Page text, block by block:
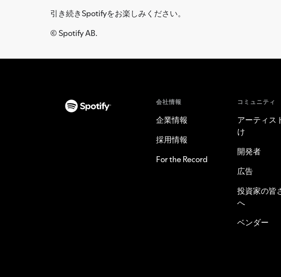
引き続きSpotifyをお楽しみください。
© Spotify AB.
会社情報
企業情報
採用情報
For the Record
コミュニティ
アーティス
け
開発者
広告
投資家の皆
へ
ベンダー